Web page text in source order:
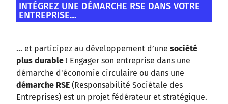
INTÉGREZ UNE DÉMARCHE RSE DANS VOTRE
ENTREPRISE…
… et participez au développement d’une société
plus durable ! Engager son entreprise dans une
démarche d'économie circulaire ou dans une
démarche RSE (Responsabilité Sociétale des
Entreprises) est un projet fédérateur et stratégique.